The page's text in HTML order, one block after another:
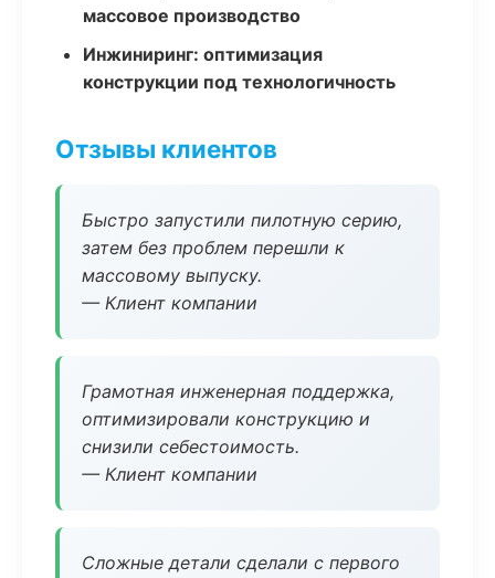
массовое производство
Инжиниринг: оптимизация
конструкции под технологичность
Отзывы клиентов
Быстро запустили пилотную серию,
затем без проблем перешли к
массовому выпуску.
— Клиент компании
Грамотная инженерная поддержка,
оптимизировали конструкцию и
снизили себестоимость.
— Клиент компании
Сложные детали сделали с первого